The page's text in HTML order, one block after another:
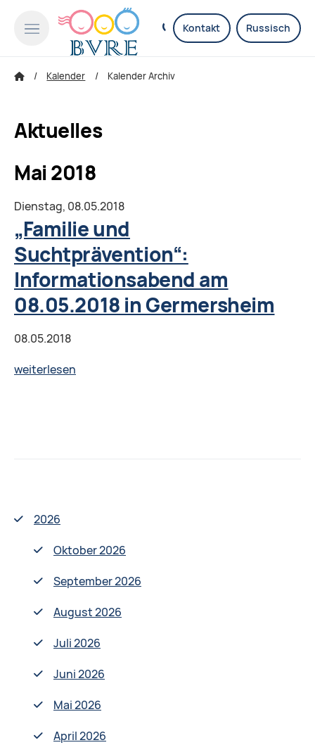
Kontakt Russisch
Kalender Kalender Archiv
Aktuelles
Mai 2018
Dienstag, 08.05.2018
„Familie und
Suchtprävention“:
Informationsabend am
08.05.2018 in Germersheim
08.05.2018
weiterlesen
2026
Oktober 2026
September 2026
August 2026
Juli 2026
Juni 2026
Mai 2026
April 2026